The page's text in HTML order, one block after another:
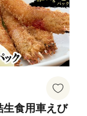
生食用車えび